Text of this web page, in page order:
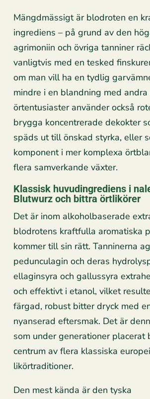
Mängdmässigt är blodroten en
ingrediens – på grund av den
agrimoniin och övriga tanniner
vanligtvis med en tesked
om man vill ha en tydlig
mindre i en blandning med andra
örtentusiaster använder också
brygga koncentrerade dekokter
späds ut till önskad styrka, eller
komponent i mer komplexa
flera samverkande växter.
Klassisk huvudingrediens i
Blutwurz och bittra örtlikörer
Det är inom alkoholbaserade
blodrotens kraftfulla aromatiska
kommer till sin rätt. Tanninerna
pedunculagin och deras
ellaginsyra och gallussyra
och effektivt i etanol, vilket
färgad, robust bitter dryck med
nyanserad eftersmak. Det är
som under generationer placerat
centrum av flera klassiska
likörtraditioner.
Den mest kända är den tyska